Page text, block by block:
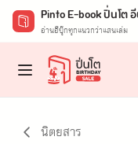
Pinto E-book ปิ่นโต
อ่านอีบุ๊กทุกแนวกว่าแสนเล่ม
นิตยสาร